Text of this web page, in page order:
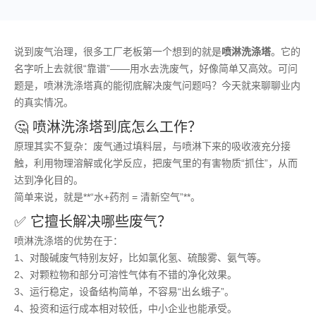
说到废气治理，很多工厂老板第一个想到的就是喷淋洗涤塔。它的
名字听上去就很“靠谱”——用水去洗废气，好像简单又高效。可问
题是，喷淋洗涤塔真的能彻底解决废气问题吗？今天就来聊聊业内
的真实情况。
🤔 喷淋洗涤塔到底怎么工作？
原理其实不复杂：废气通过填料层，与喷淋下来的吸收液充分接
触，利用物理溶解或化学反应，把废气里的有害物质“抓住”，从而
达到净化目的。
简单来说，就是**“水+药剂 = 清新空气”**。
✅ 它擅长解决哪些废气？
喷淋洗涤塔的优势在于：
1、对酸碱废气特别友好，比如氯化氢、硫酸雾、氨气等。
2、对颗粒物和部分可溶性气体有不错的净化效果。
3、运行稳定，设备结构简单，不容易“出幺蛾子”。
4、投资和运行成本相对较低，中小企业也能承受。